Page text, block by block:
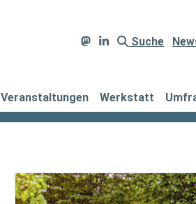
Suche
Veranstaltungen Werkstatt